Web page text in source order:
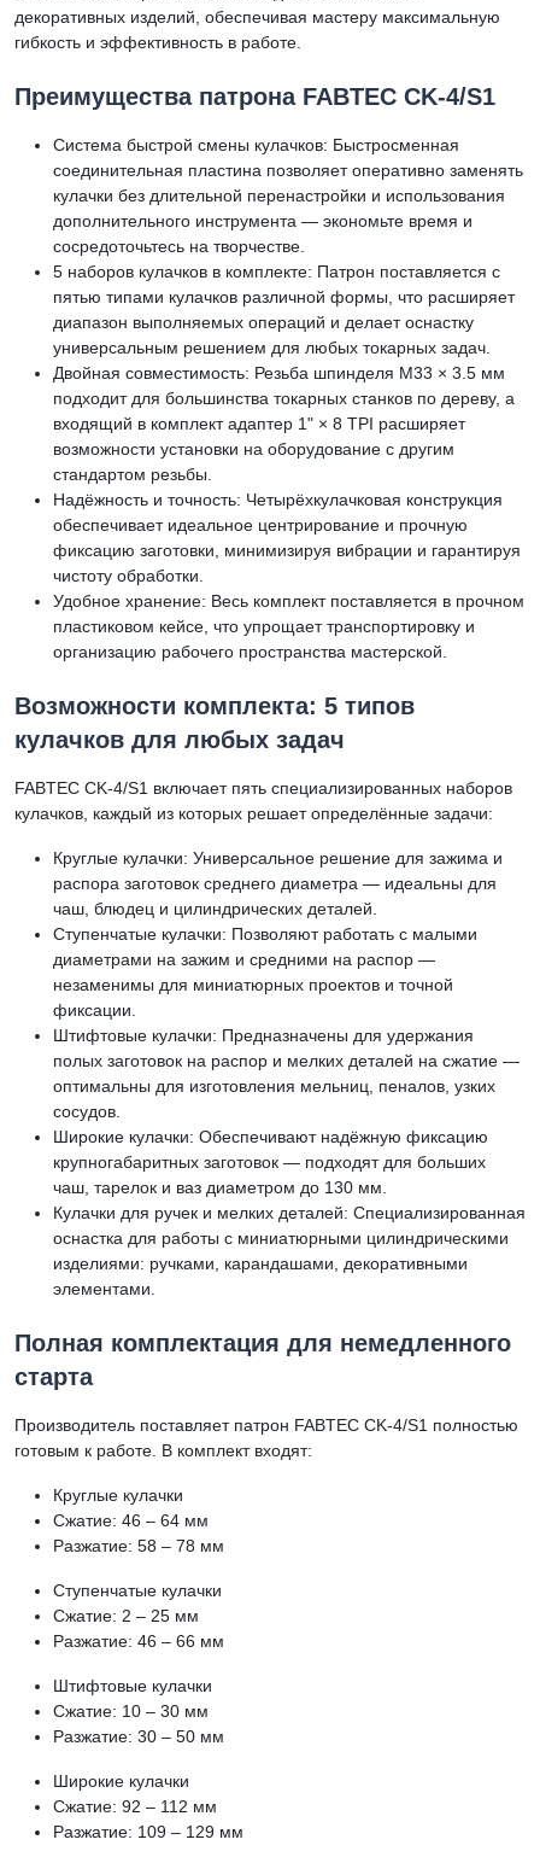
декоративных изделий, обеспечивая мастеру максимальную
гибкость и эффективность в работе.
Преимущества патрона FABTEC CK-4/S1
Система быстрой смены кулачков: Быстросменная
соединительная пластина позволяет оперативно заменять
кулачки без длительной перенастройки и использования
дополнительного инструмента — экономьте время и
сосредоточьтесь на творчестве.
5 наборов кулачков в комплекте: Патрон поставляется с
пятью типами кулачков различной формы, что расширяет
диапазон выполняемых операций и делает оснастку
универсальным решением для любых токарных задач.
Двойная совместимость: Резьба шпинделя M33 × 3.5 мм
подходит для большинства токарных станков по дереву, а
входящий в комплект адаптер 1" × 8 TPI расширяет
возможности установки на оборудование с другим
стандартом резьбы.
Надёжность и точность: Четырёхкулачковая конструкция
обеспечивает идеальное центрирование и прочную
фиксацию заготовки, минимизируя вибрации и гарантируя
чистоту обработки.
Удобное хранение: Весь комплект поставляется в прочном
пластиковом кейсе, что упрощает транспортировку и
организацию рабочего пространства мастерской.
Возможности комплекта: 5 типов
кулачков для любых задач
FABTEC CK-4/S1 включает пять специализированных наборов
кулачков, каждый из которых решает определённые задачи:
Круглые кулачки: Универсальное решение для зажима и
распора заготовок среднего диаметра — идеальны для
чаш, блюдец и цилиндрических деталей.
Ступенчатые кулачки: Позволяют работать с малыми
диаметрами на зажим и средними на распор —
незаменимы для миниатюрных проектов и точной
фиксации.
Штифтовые кулачки: Предназначены для удержания
полых заготовок на распор и мелких деталей на сжатие —
оптимальны для изготовления мельниц, пеналов, узких
сосудов.
Широкие кулачки: Обеспечивают надёжную фиксацию
крупногабаритных заготовок — подходят для больших
чаш, тарелок и ваз диаметром до 130 мм.
Кулачки для ручек и мелких деталей: Специализированная
оснастка для работы с миниатюрными цилиндрическими
изделиями: ручками, карандашами, декоративными
элементами.
Полная комплектация для немедленного
старта
Производитель поставляет патрон FABTEC CK-4/S1 полностью
готовым к работе. В комплект входят:
Круглые кулачки
Сжатие: 46 – 64 мм
Разжатие: 58 – 78 мм
Ступенчатые кулачки
Сжатие: 2 – 25 мм
Разжатие: 46 – 66 мм
Штифтовые кулачки
Сжатие: 10 – 30 мм
Разжатие: 30 – 50 мм
Широкие кулачки
Сжатие: 92 – 112 мм
Разжатие: 109 – 129 мм